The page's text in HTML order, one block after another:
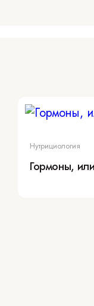
Нутрициология
Гормоны,